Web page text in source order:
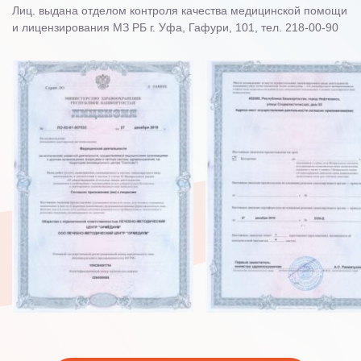
Лиц. выдана отделом контроля качества медицинской помощи
и лицензирования МЗ РБ г. Уфа, Гафури, 101, тел. 218-00-90